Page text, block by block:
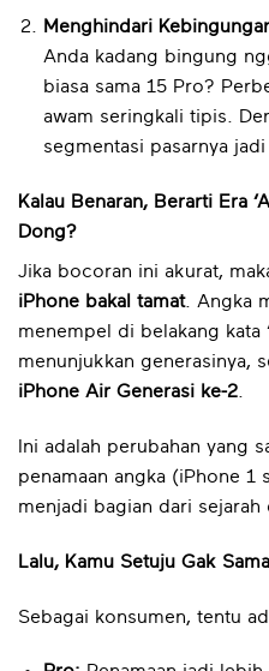
Menghindari
Anda kadang bingung
biasa sama 15 Pro?
awam seringkali tipis.
segmentasi pasarnya
Kalau Benaran, Berarti Era
Dong?
Jika bocoran ini akurat,
iPhone bakal tamat. Angka
menempel di belakang kata
menunjukkan generasinya,
iPhone Air Generasi ke-2
Ini adalah perubahan yang
penamaan angka (iPhone 1
menjadi bagian dari sejarah
Lalu, Kamu Setuju Gak
Sebagai konsumen, tentu